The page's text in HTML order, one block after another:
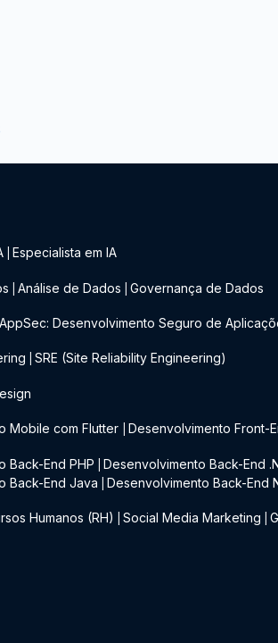
Especialista em IA
Análise de Dados Governança de Dados
AppSec: Desenvolvimento Seguro de
SRE (Site Reliability Engineering)
Mobile com Flutter Desenvolvimento Front-
Back-End PHP Desenvolvimento Back-End
Back-End Java Desenvolvimento Back-End
Humanos (RH) Social Media Marketing